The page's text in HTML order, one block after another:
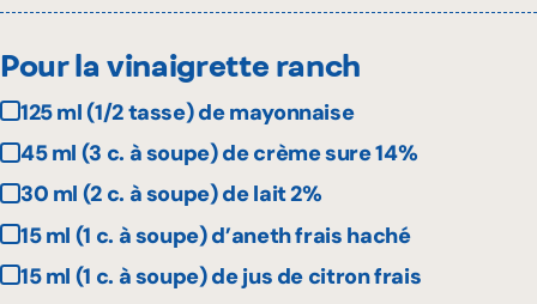
Pour la vinaigrette ranch
125 ml (1/2 tasse) de mayonnaise
45 ml (3 c. à soupe) de crème sure 14%
30 ml (2 c. à soupe) de lait 2%
15 ml (1 c. à soupe) d’aneth frais haché
15 ml (1 c. à soupe) de jus de citron frais